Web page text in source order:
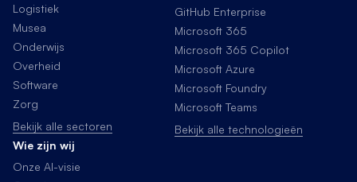
Logistiek
Musea
Onderwijs
Overheid
Software
Zorg
Bekijk alle sectoren
GitHub Enterprise
Microsoft 365
Microsoft 365 Copilot
Microsoft Azure
Microsoft Foundry
Microsoft Teams
Bekijk alle technologieën
Wie zijn wij
Onze AI-visie